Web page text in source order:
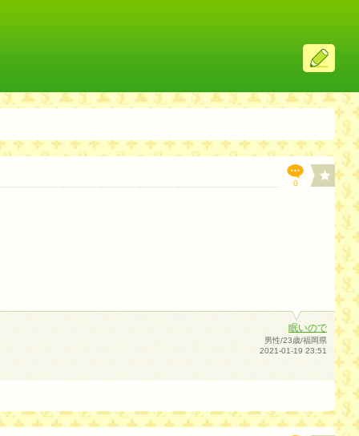
ス
レ
投
0
眠いので
男性/23歳/福岡県
2021-01-19 23:51